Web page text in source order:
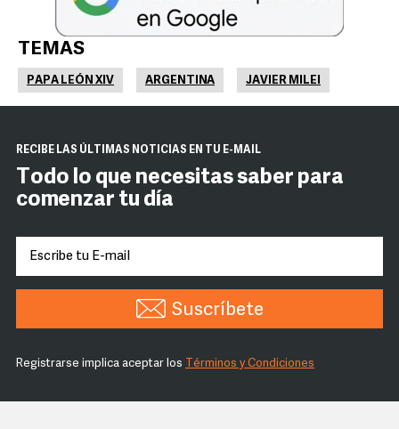
TEMAS
PAPA LEÓN XIV ARGENTINA JAVIER MILEI
RECIBE LAS ÚLTIMAS NOTICIAS EN TU E-MAIL
Todo lo que necesitas saber para
comenzar tu día
Suscríbete
Registrarse implica aceptar los Términos y Condiciones